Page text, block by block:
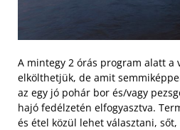
A mintegy 2 órás program alatt a
elkölthetjük, de amit
az egy jó pohár bor és/vagy
hajó fedélzetén elfogyasztva.
és étel közül lehet választani, sőt,